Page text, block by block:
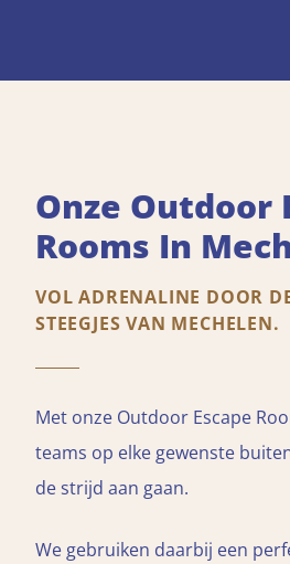
Onze Outdoor
Rooms In
VOL ADRENALINE DOOR
STEEGJES VAN MECHELEN.
Met onze Outdoor Escape
teams op elke gewenste
de strijd aan gaan.
We gebruiken daarbij een